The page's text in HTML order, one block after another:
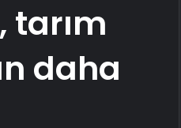
tarım
daha